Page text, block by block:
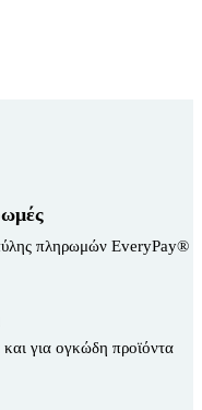
πληρωμών EveryPay®
για ογκώδη προϊόντα